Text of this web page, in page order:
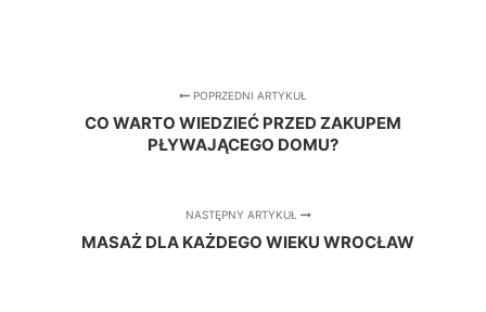
POPRZEDNI ARTYKUŁ
CO WARTO WIEDZIEĆ PRZED ZAKUPEM
PŁYWAJĄCEGO DOMU?
NASTĘPNY ARTYKUŁ
MASAŻ DLA KAŻDEGO WIEKU WROCŁAW